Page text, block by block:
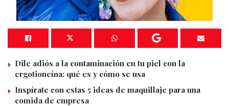
Dile adiós a la contaminación en tu piel con la
ergotioneína: qué es y cómo se usa
Inspírate con estas 5 ideas de maquillaje para una
comida de empresa